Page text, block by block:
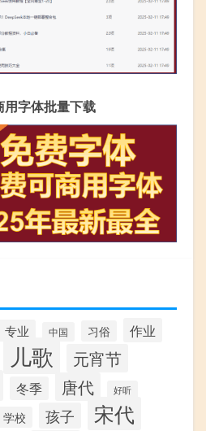
用字体批量下载
专业 中国 习俗 作业
儿歌 元宵节
冬季 唐代 好听
学校 孩子 宋代